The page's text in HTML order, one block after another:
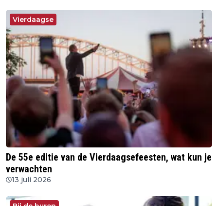
Vierdaagse
De 55e editie van de Vierdaagsefeesten, wat kun je
verwachten
13 juli 2026